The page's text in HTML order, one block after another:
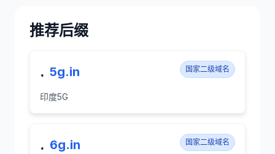
推荐后缀
. 5g.in 国家二级域名
印度5G
. 6g.in 国家二级域名